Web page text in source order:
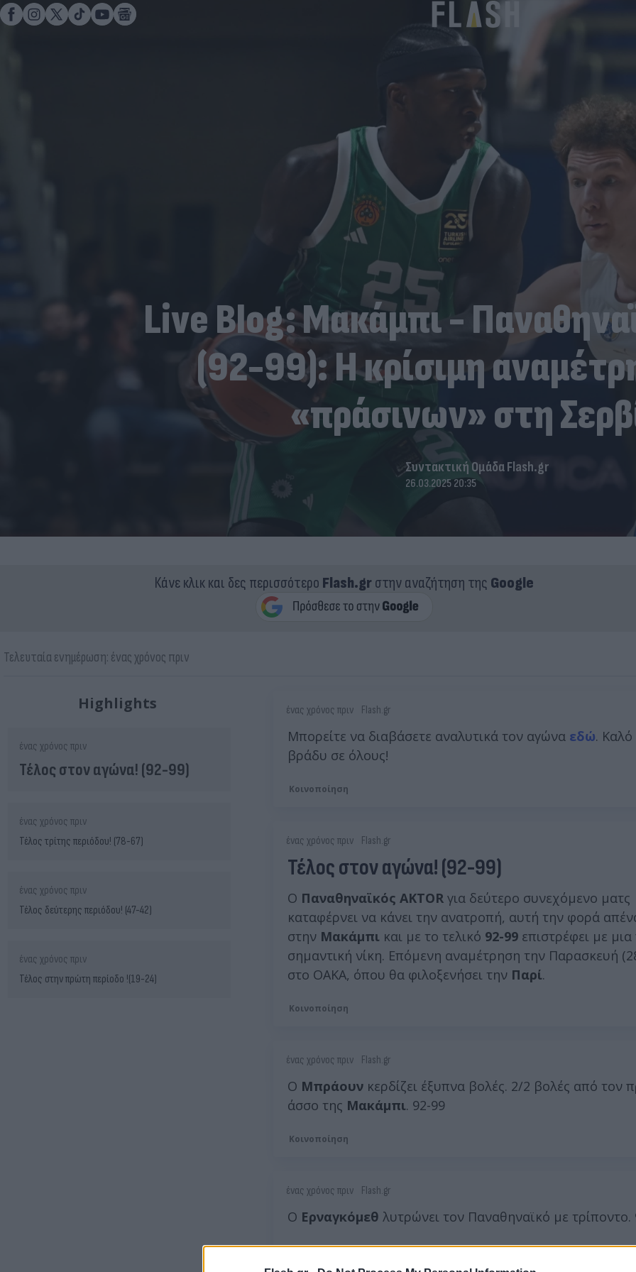
Live Blog: Mακάμπι -
(92-99): Η κρίσιμη
«πράσινων» στη
Συντακτική Ομάδα Flash.gr
26.03.2025 20:35
Κάνε κλικ και δες περισσότερο Flash.grστην αναζήτηση της Google
Τελευταία ενημέρωση: ένας χρόνος πριν
Highlights
ένας χρόνος πριν
Τέλος στον αγώνα! (92-99)
ένας χρόνος πριν
Τέλος τρίτης περιόδου! (78-67)
ένας χρόνος πριν
Τέλος δεύτερης περιόδου! (47-42)
ένας χρόνος πριν
Τέλος στην πρώτη περίοδο !(19-24)
ένας χρόνος πριν Flash.gr
Μπορείτε να διαβάσετε αναλυτικά τον αγώνα εδώ. Καλό
βράδυ σε όλους!
Κοινοποίηση
ένας χρόνος πριν Flash.gr
Τέλος στον αγώνα! (92-99)
Ο Παναθηναϊκός AKTOR για δεύτερο συνεχόμενο ματς
καταφέρνει να κάνει την ανατροπή, αυτή την φορά
στην Μακάμπι και με το τελικό 92-99 επιστρέφει με
σημαντική νίκη. Επόμενη αναμέτρηση την Παρασκευή
στο ΟΑΚΑ, όπου θα φιλοξενήσει την Παρί.
Κοινοποίηση
ένας χρόνος πριν Flash.gr
Ο Μπράουν κερδίζει έξυπνα βολές. 2/2 βολές από τον
άσσο της Μακάμπι. 92-99
Κοινοποίηση
ένας χρόνος πριν Flash.gr
Ο Ερναγκόμεθ λυτρώνει τον Παναθηναϊκό με τρίποντο.
Κοινοποίηση